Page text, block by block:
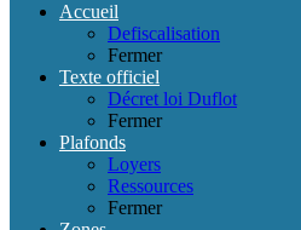
Accueil
Defiscalisation
Fermer
Texte officiel
Décret loi Duflot
Fermer
Plafonds
Loyers
Ressources
Fermer